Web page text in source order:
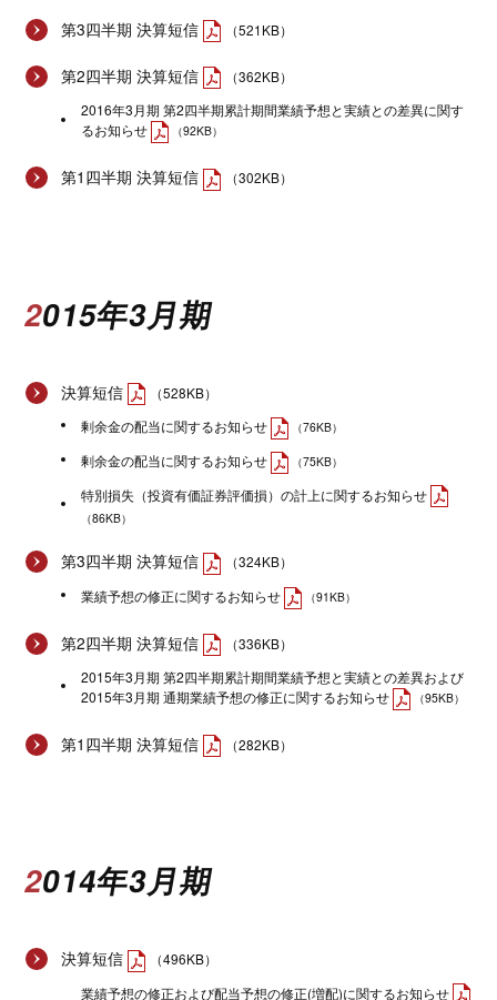
第3四半期 決算短信 （521KB）
第2四半期 決算短信
（362KB）
2016年3月期 第2四半期累計期間業績予想と実績との差異に関す
るお知らせ
（92KB）
第1四半期 決算短信 （302KB）
2015年3月期
決算短信
（528KB）
剰余金の配当に関するお知らせ
（76KB）
剰余金の配当に関するお知らせ （75KB）
特別損失（投資有価証券評価損）の計上に関するお知らせ
（86KB）
第3四半期 決算短信
（324KB）
業績予想の修正に関するお知らせ
（91KB）
第2四半期 決算短信
（336KB）
2015年3月期 第2四半期累計期間業績予想と実績との差異および
2015年3月期 通期業績予想の修正に関するお知らせ
（95KB）
第1四半期 決算短信 （282KB）
2014年3月期
決算短信
（496KB）
業績予想の修正および配当予想の修正(増配)に関するお知らせ